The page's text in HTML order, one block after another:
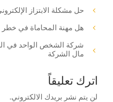
حل مشكلة الابتزاز
هل مهنة المحاماة في خطر
شركة الشخص الواحد في
مال الشركة
اترك تعليقاً
لن يتم نشر بريدك الالكتروني.